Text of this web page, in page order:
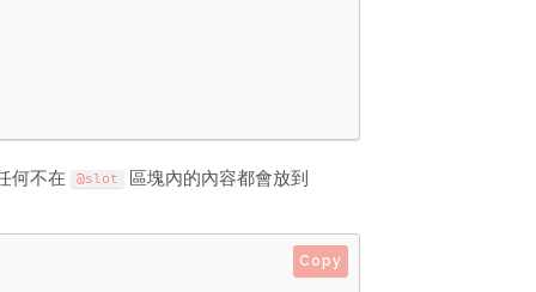
何不在 @slot 區塊內的內容都會放到
Copy